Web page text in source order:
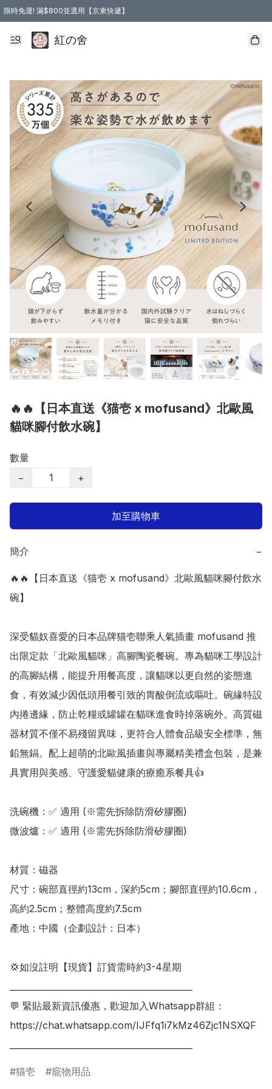
限時免運! 滿$800並選用【京東快遞】
紅の舍
🔥🔥【日本直送《猫壱 x mofusand》北歐風
貓咪腳付飲水碗】
數量
−
+
加至購物車
簡介 −
🔥🔥【日本直送《猫壱 x mofusand》北歐風貓咪腳付飲水
碗】
深受貓奴喜愛的日本品牌猫壱聯乘人氣插畫 mofusand 推
出限定款「北歐風貓咪」高腳陶瓷餐碗。專為貓咪工學設計
的高腳結構，能提升用餐高度，讓貓咪以更自然的姿態進
食，有效減少因低頭用餐引致的胃酸倒流或嘔吐。碗緣特設
內捲邊緣，防止乾糧或罐罐在貓咪進食時掉落碗外。高質磁
器材質不僅不易殘留異味，更符合人體食品級安全標準，無
鉛無鎘。配上超萌的北歐風插畫與專屬精美禮盒包裝，是兼
具實用與美感、守護愛貓健康的療癒系餐具👍
洗碗機：✅ 適用 (※需先拆除防滑矽膠圈)
微波爐：✅ 適用 (※需先拆除防滑矽膠圈)
材質：磁器
尺寸：碗部直徑約13cm，深約5cm；腳部直徑約10.6cm，
高約2.5cm；整體高度約7.5cm
產地：中國（企劃設計：日本）
💢如沒註明【現貨】訂貨需時約3-4星期
💬 緊貼最新資訊優惠，歡迎加入Whatsapp群組：
https://chat.whatsapp.com/IJFfq1i7kMz46Zjc1NSXQF
猫壱 竉物用品